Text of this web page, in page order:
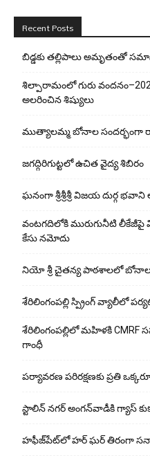
Recent Posts
బిడ్డ‌కు త‌ల్లిపాలు అమృతంతో
శిల్పారామంలో గురు
అలరించిన శిష్యులు
ముత్యాలమ్మ బోనాల
జగద్గిరిగుట్టలో ఉచిత వైద్య శిబిరం
ఘనంగా శ్రీశ్రీశ్రీ విజయ దుర్గ
వంటగదిలోకి మురుగునీటి
కేసు నమోదు
నియో శ్రీ చైతన్య పాఠశాలలో బోనాల
శేరిలింగంపల్లి స్ప్రింగ్ వ్యాలీలో
శేరిలింగంపల్లిలో మ‌హిళ‌కి CMRF
గాంధీ
పర్యావరణ పరిరక్షణకు ప్రతి
స్టాలిన్ నగర్ అంగన్‌వాడీకి గ్యాస్
హఫీజ్‌పేట్‌లో హర్ ఘర్ తిరంగా